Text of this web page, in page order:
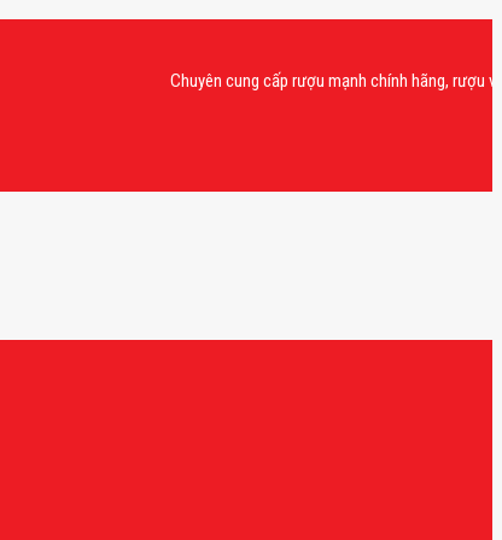
Chuyên cung cấp rượu mạnh chính hãng, rượu vang